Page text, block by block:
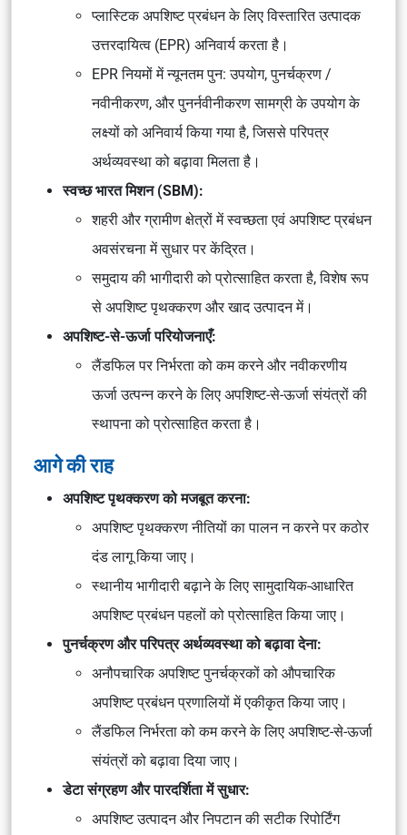
प्लास्टिक अपशिष्ट प्रबंधन के लिए विस्तारित उत्पादक
उत्तरदायित्व (EPR) अनिवार्य करता है।
EPR नियमों में न्यूनतम पुन: उपयोग, पुनर्चक्रण /
नवीनीकरण, और पुनर्नवीनीकरण सामग्री के उपयोग के
लक्ष्यों को अनिवार्य किया गया है, जिससे परिपत्र
अर्थव्यवस्था को बढ़ावा मिलता है।
स्वच्छ भारत मिशन (SBM):
शहरी और ग्रामीण क्षेत्रों में स्वच्छता एवं अपशिष्ट प्रबंधन
अवसंरचना में सुधार पर केंद्रित।
समुदाय की भागीदारी को प्रोत्साहित करता है, विशेष रूप
से अपशिष्ट पृथक्करण और खाद उत्पादन में।
अपशिष्ट-से-ऊर्जा परियोजनाएँ:
लैंडफिल पर निर्भरता को कम करने और नवीकरणीय
ऊर्जा उत्पन्न करने के लिए अपशिष्ट-से-ऊर्जा संयंत्रों की
स्थापना को प्रोत्साहित करता है।
आगे की राह
अपशिष्ट पृथक्करण को मजबूत करना:
अपशिष्ट पृथक्करण नीतियों का पालन न करने पर कठोर
दंड लागू किया जाए।
स्थानीय भागीदारी बढ़ाने के लिए सामुदायिक-आधारित
अपशिष्ट प्रबंधन पहलों को प्रोत्साहित किया जाए।
पुनर्चक्रण और परिपत्र अर्थव्यवस्था को बढ़ावा देना:
अनौपचारिक अपशिष्ट पुनर्चक्रकों को औपचारिक
अपशिष्ट प्रबंधन प्रणालियों में एकीकृत किया जाए।
लैंडफिल निर्भरता को कम करने के लिए अपशिष्ट-से-ऊर्जा
संयंत्रों को बढ़ावा दिया जाए।
डेटा संग्रहण और पारदर्शिता में सुधार:
अपशिष्ट उत्पादन और निपटान की सटीक रिपोर्टिंग